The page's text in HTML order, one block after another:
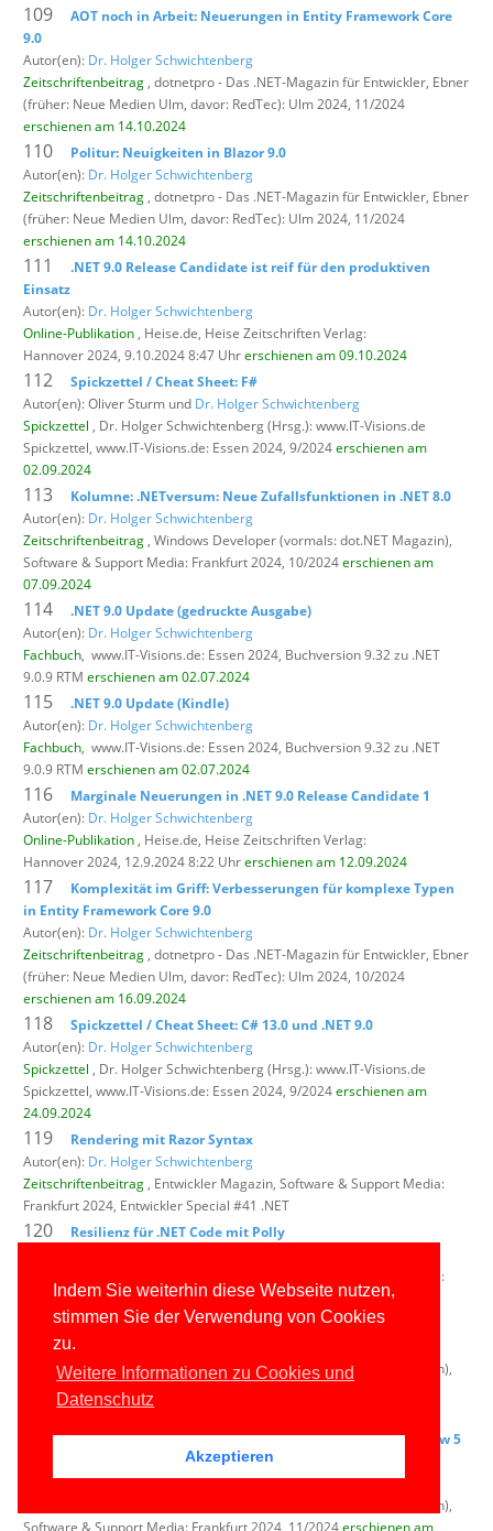
Indem Sie weiterhin diese Webseite nutzen,
stimmen Sie der Verwendung von Cookies
zu.
Weitere Informationen zu Cookies und
Datenschutz
Akzeptieren
109
AOT noch in Arbeit: Neuerungen in Entity Framework Core
9.0
Autor(en): Dr. Holger Schwichtenberg
Zeitschriftenbeitrag , dotnetpro - Das .NET-Magazin für Entwickler, Ebner
(früher: Neue Medien Ulm, davor: RedTec): Ulm 2024, 11/2024
erschienen am 14.10.2024
110
Politur: Neuigkeiten in Blazor 9.0
Autor(en): Dr. Holger Schwichtenberg
Zeitschriftenbeitrag , dotnetpro - Das .NET-Magazin für Entwickler, Ebner
(früher: Neue Medien Ulm, davor: RedTec): Ulm 2024, 11/2024
erschienen am 14.10.2024
111
.NET 9.0 Release Candidate ist reif für den produktiven
Einsatz
Autor(en): Dr. Holger Schwichtenberg
Online-Publikation , Heise.de, Heise Zeitschriften Verlag:
Hannover 2024, 9.10.2024 8:47 Uhrerschienen am 09.10.2024
112
Spickzettel / Cheat Sheet: F#
Autor(en): Oliver Sturm und Dr. Holger Schwichtenberg
Spickzettel , Dr. Holger Schwichtenberg (Hrsg.): www.IT-Visions.de
Spickzettel, www.IT-Visions.de: Essen 2024, 9/2024erschienen am
02.09.2024
113
Kolumne: .NETversum: Neue Zufallsfunktionen in .NET 8.0
Autor(en): Dr. Holger Schwichtenberg
Zeitschriftenbeitrag , Windows Developer (vormals: dot.NET Magazin),
Software & Support Media: Frankfurt 2024, 10/2024erschienen am
07.09.2024
114
.NET 9.0 Update (gedruckte Ausgabe)
Autor(en): Dr. Holger Schwichtenberg
Fachbuch, www.IT-Visions.de: Essen 2024, Buchversion 9.32 zu .NET
9.0.9 RTM erschienen am 02.07.2024
115
.NET 9.0 Update (Kindle)
Autor(en): Dr. Holger Schwichtenberg
Fachbuch, www.IT-Visions.de: Essen 2024, Buchversion 9.32 zu .NET
9.0.9 RTM erschienen am 02.07.2024
116
Marginale Neuerungen in .NET 9.0 Release Candidate 1
Autor(en): Dr. Holger Schwichtenberg
Online-Publikation , Heise.de, Heise Zeitschriften Verlag:
Hannover 2024, 12.9.2024 8:22 Uhrerschienen am 12.09.2024
117
Komplexität im Griff: Verbesserungen für komplexe Typen
in Entity Framework Core 9.0
Autor(en): Dr. Holger Schwichtenberg
Zeitschriftenbeitrag , dotnetpro - Das .NET-Magazin für Entwickler, Ebner
(früher: Neue Medien Ulm, davor: RedTec): Ulm 2024, 10/2024
erschienen am 16.09.2024
118
Spickzettel / Cheat Sheet: C# 13.0 und .NET 9.0
Autor(en): Dr. Holger Schwichtenberg
Spickzettel , Dr. Holger Schwichtenberg (Hrsg.): www.IT-Visions.de
Spickzettel, www.IT-Visions.de: Essen 2024, 9/2024erschienen am
24.09.2024
119
Rendering mit Razor Syntax
Autor(en): Dr. Holger Schwichtenberg
Zeitschriftenbeitrag , Entwickler Magazin, Software & Support Media:
Frankfurt 2024, Entwickler Special #41 .NET
120
Resilienz für .NET Code mit Polly
Software & Support Media:
Frankfurt 2024, Entwickler Special #41 .NET
121F# Cheat Sheet
Autor(en): Oliver Sturm und
Zeitschriftenbeitrag, Windows Developer (vormals: dot.NET Magazin),
Software & Support Media: Frankfurt 2024, 11/2024
04.10.2024
122Viele kleine Neuerungen: Neuerungen in .NET 9.0 Preview 5
Autor(en):Dr. Holger Schwichtenberg
, Windows Developer (vormals: dot.NET Magazin),
Software & Support Media: Frankfurt 2024, 11/2024erschienen am